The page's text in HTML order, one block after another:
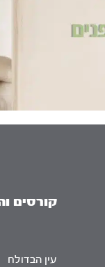
קורסים
עין הבדולח